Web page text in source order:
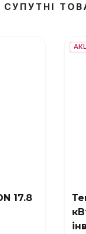
СУПУТНІ
17.8